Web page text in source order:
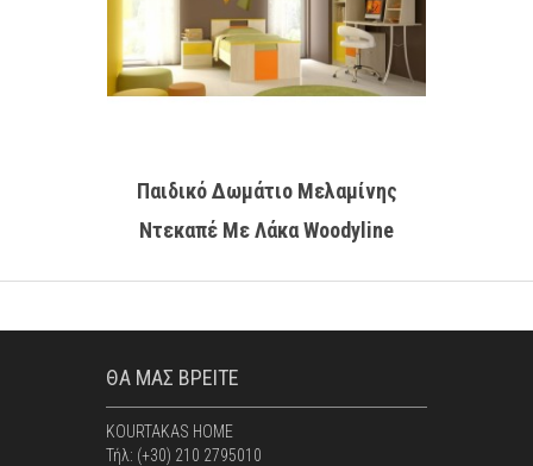
Παιδικό Δωμάτιο Μελαμίνης
Ντεκαπέ Με Λάκα Woodyline
ΘΑ ΜΑΣ ΒΡΕΙΤΕ
KOURTAKAS HOME
Τήλ: (+30) 210 2795010